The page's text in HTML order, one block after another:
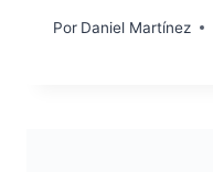
Por Daniel Martínez